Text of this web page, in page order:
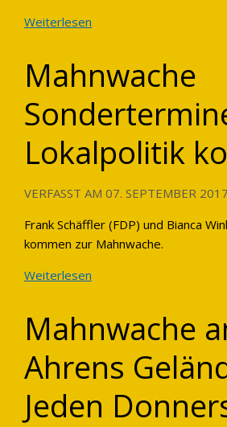
Weiterlesen
Mahnwache
Lokalpolitik
VERFASST AM 07. SEPTEMBER 2017
Frank Schäffler (FDP) und Bianca
kommen zur Mahnwache.
Weiterlesen
Mahnwache
Ahrens
Jeden